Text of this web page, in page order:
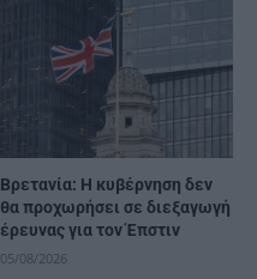
Βρετανία: Η κυβέρνηση δεν
θα προχωρήσει σε διεξαγωγή
έρευνας για τον Έπστιν
05/08/2026